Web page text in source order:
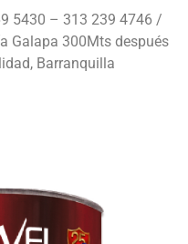
5430 – 313 239 4746 /
Galapa 300Mts después
Barranquilla